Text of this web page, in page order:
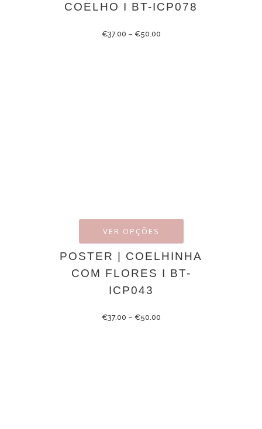
COELHO I BT-ICP078
€37.00 – €50.00
VER OPÇÕES
POSTER | COELHINHA
COM FLORES I BT-
ICP043
€37.00 – €50.00